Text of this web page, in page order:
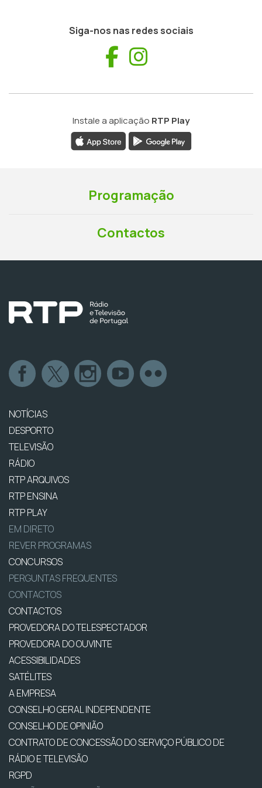
Siga-nos nas redes sociais
Facebook
Instale a aplicação RTP Play
Programação
Contactos
NOTÍCIAS
DESPORTO
TELEVISÃO
RÁDIO
RTP ARQUIVOS
RTP ENSINA
RTP PLAY
EM DIRETO
REVER PROGRAMAS
CONCURSOS
PERGUNTAS FREQUENTES
CONTACTOS
CONTACTOS
PROVEDORA DO TELESPECTADOR
PROVEDORA DO OUVINTE
ACESSIBILIDADES
SATÉLITES
A EMPRESA
CONSELHO GERAL INDEPENDENTE
CONSELHO DE OPINIÃO
CONTRATO DE CONCESSÃO DO SERVIÇO PÚBLICO DE
RÁDIO E TELEVISÃO
RGPD